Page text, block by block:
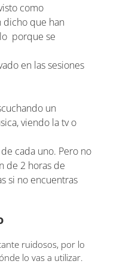
como
dicho que han
porque se
en las sesiones
un
viendo la tv o
cada uno. Pero no
de 2 horas de
si no encuentras
ruidosos, por lo
lo vas a utilizar.